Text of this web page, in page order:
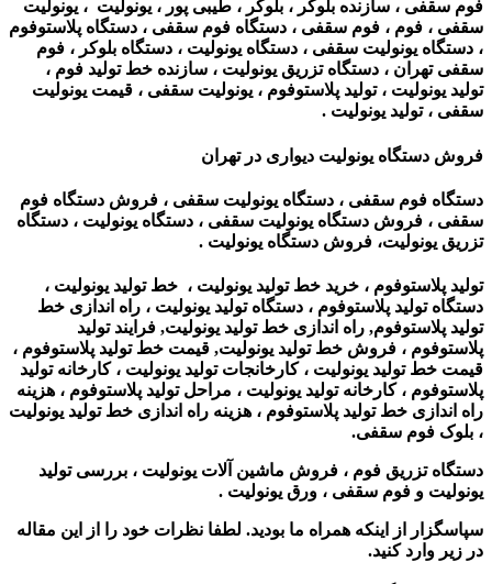
فوم سقفی ، سازنده بلوکر ، بلوکر ، طیبی پور ، یونولیت ، یونولیت
سقفی ، فوم ، فوم سقفی ، دستگاه فوم سقفی ، دستگاه پلاستوفوم
، دستگاه یونولیت سقفی ، دستگاه یونولیت ، دستگاه بلوکر ، فوم
سقفی تهران ، دستگاه تزریق یونولیت ، سازنده خط تولید فوم ،
تولید یونولیت ، تولید پلاستوفوم ، یونولیت سقفی ، قیمت یونولیت
سقفی ، تولید یونولیت .
فروش دستگاه یونولیت دیواری در تهران
دستگاه فوم سقفی ، دستگاه یونولیت سقفی ، فروش دستگاه فوم
سقفی ، فروش دستگاه یونولیت سقفی ، دستگاه یونولیت ، دستگاه
تزریق یونولیت، فروش دستگاه یونولیت .
تولید پلاستوفوم ، خرید خط تولید یونولیت ، خط تولید یونولیت ،
دستگاه تولید پلاستوفوم ، دستگاه تولید یونولیت ، راه اندازی خط
تولید پلاستوفوم, راه اندازی خط تولید یونولیت, فرایند تولید
پلاستوفوم ، فروش خط تولید یونولیت, قیمت خط تولید پلاستوفوم ،
قیمت خط تولید یونولیت ، کارخانجات تولید یونولیت ، کارخانه تولید
پلاستوفوم ، کارخانه تولید یونولیت ، مراحل تولید پلاستوفوم ، هزینه
راه اندازی خط تولید پلاستوفوم ، هزینه راه اندازی خط تولید یونولیت
، بلوک فوم سقفی.
دستگاه تزریق فوم ، فروش ماشین آلات یونولیت ، بررسی تولید
یونولیت و فوم سقفی ، ورق یونولیت .
سپاسگزار از اینکه همراه ما بودید. لطفا نظرات خود را از این مقاله
در زیر وارد کنید.